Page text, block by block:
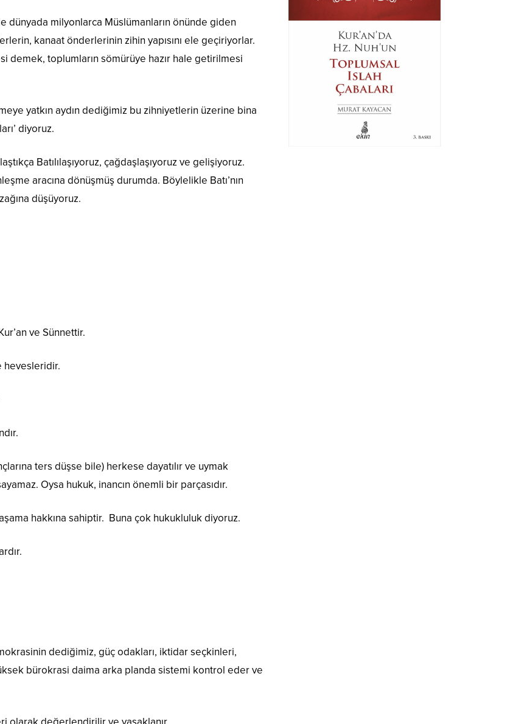
milyonlarca Müslümanların önünde giden
kanaat önderlerinin zihin yapısını ele geçiriyorlar.
demek, toplumların sömürüye hazır hale getirilmesi
yatkın aydın dediğimiz bu zihniyetlerin üzerine bina
diyoruz.
Batılılaşıyoruz, çağdaşlaşıyoruz ve gelişiyoruz.
aracına dönüşmüş durumda. Böylelikle Batı’nın
düşüyoruz.
ve Sünnettir.
hevesleridir.
ters düşse bile) herkese dayatılır ve uymak
Oysa hukuk, inancın önemli bir parçasıdır.
hakkına sahiptir. Buna çok hukukluluk diyoruz.
dediğimiz, güç odakları, iktidar seçkinleri,
bürokrasi daima arka planda sistemi kontrol eder ve